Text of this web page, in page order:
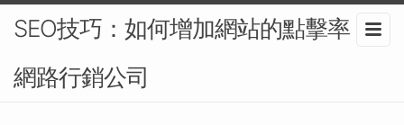
SEO技巧：如何增加網站的點擊率？-
網路行銷公司